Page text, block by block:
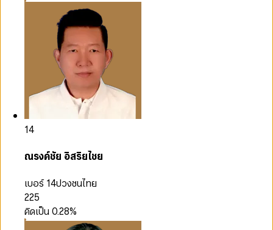
14
ณรงค์ชัย อิสริยไชย
เบอร์ 14ปวงชนไทย
225
คิดเป็น0.28%